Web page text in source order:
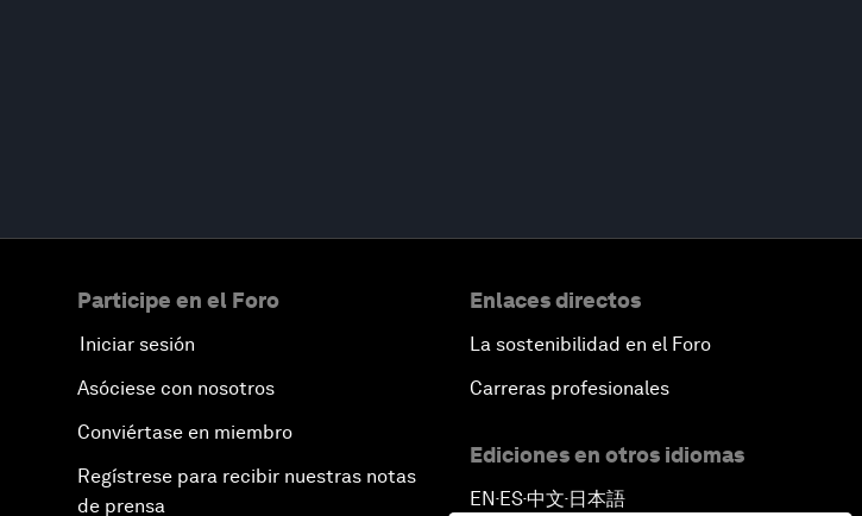
Participe en el Foro
Iniciar sesión
Asóciese con nosotros
Conviértase en miembro
Regístrese para recibir nuestras notas
de prensa
Enlaces directos
La sostenibilidad en el Foro
Carreras profesionales
Ediciones en otros idiomas
EN ▪ES▪中文▪ 日本語